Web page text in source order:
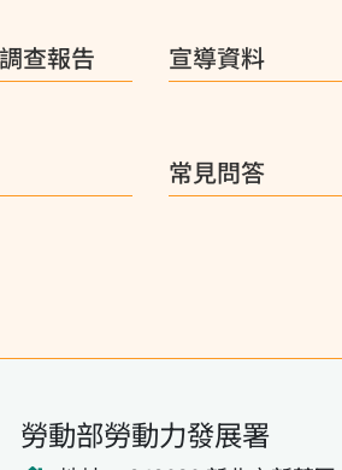
查報告 宣導資料
常見問答
勞動部勞動力發展署